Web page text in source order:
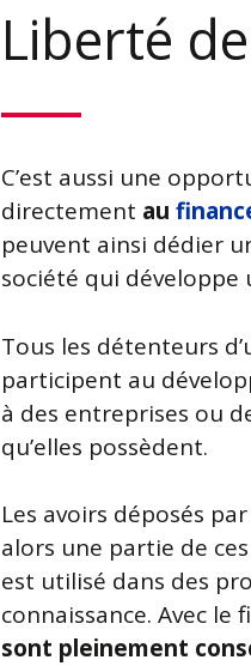
Liberté
C’est aussi une
directement au
peuvent ainsi dédier
société qui
Tous les détenteurs
participent au
à des entreprises ou
qu’elles possèdent.
Les avoirs déposés
alors une partie de
est utilisé dans des
connaissance. Avec
sont pleinement